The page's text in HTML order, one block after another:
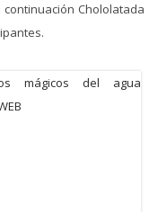
continuación